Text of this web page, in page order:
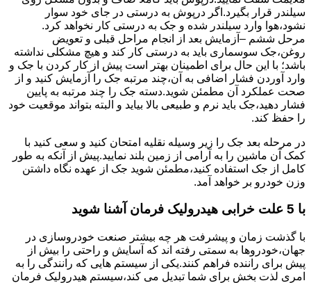
سیلندر قرار بگیرد.اگر درپوش به درستی در جای خود سوار
نشود،هوا وارد سیلندر شده و جک به درستی کار نخواهد کرد.
مرحل ششم –آزمایش بعد از انجام مراحل قبلی و تعویض
روغن،جک سوسماری باید به درستی کار کند و هیچ مشکلی نداشته
باشد؛ با این حال برای اطمینان بهتر است پیش از کار کردن با جک و
وارد آوردن فشار اضافی به آن،چند مرتبه جک را آزمایش کنید و از
صحت عملکرد آن مطمئن شوید.دسته جک را چند مرتبه به پایین
فشار دهید،جک باید نرم و طبیعی بالا بیاید و البته بتواند موقعیت خود
را حفظ کند.
در مرحله بعد جک را زیر وسیله نقلیه امتحان کنید و سعی کنید با
کمک آن ماشین را به آرامی از زمین بلند نمایید.پیش از آنکه به طور
کامل از جک استفاده کنید،مطمئن شوید جک از عهده نگاه داشتن
وزن خودرو بر خواهد آمد.
با 5 علت خرابی هیدرولیک فرمان آشنا شوید
با گذشت زمان و پیشرفت هر چه بیشتر صنعت خودروسازی در
جهان،خودروها به سمتی رفته اند که آسایش و راحتی را بیش از
پیش برای راننده فراهم کنند.یکی از سیستم هایی که رانندگی را به
امری لذت بخش برای شما تبدیل می کند،سیستم هیدرولیک فرمان